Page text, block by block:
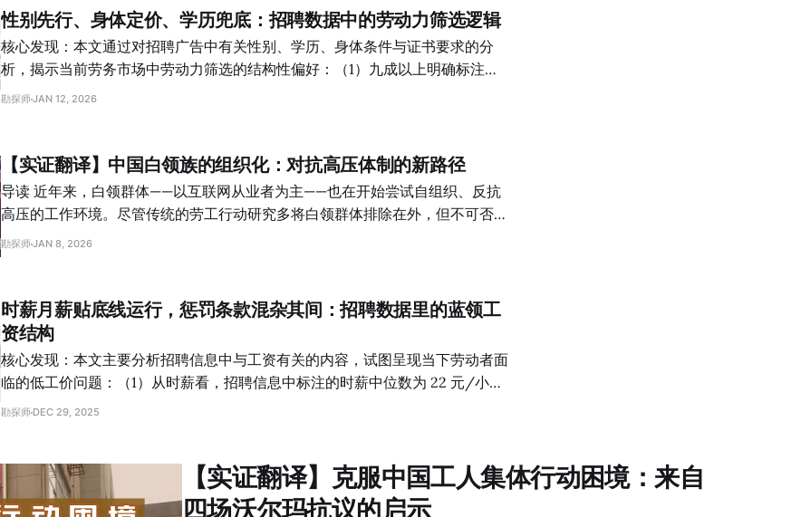
以各种形式持续出现，穿过禁令、越过工会，成为这个时代不容忽视的基层声
音。 本专题想探寻的问题有两个：第一，为什么罢工会发生？
人运动潮提供更多视角，也希望未来的行动者可以了解劳工 NGO 的“能”与“不
能”，给未来的实践带来启发。 更多关于当年劳工 NGO 的讨论，请参见劳动趋
势之前发布的翻译（链接1，链接2，链接3），以及低音近期推出的系列访谈。
性别先行、身体定价、学历兜底：招聘数据中的劳动力筛选逻辑
核心发现：本文通过对招聘广告中有关性别、学历、身体条件与证书要求的分
析，揭示当前劳务市场中劳动力筛选的结构性偏好：（1）九成以上明确标注性
别要求，其中仅约四成岗位不限性别，男性被显著优先考虑，女性岗位集中于少
位中被高度强调，成为替代学历与技能的主要筛选工具，而在中高学历岗位中，
身体要求则转化为对外观、仪容和“形象”的规范。（4）证书与专业技能在少数
岗位中为劳动者提供了相对稳定的就业通道，尤其在一定程度上削弱了性别限
制，但这类岗位数量非常有限。 关键词：性别要求、学历门槛、身体条件、证
书、招聘偏好、劳动分层 过去两年，全球经济增速都在放缓，或者更严酷地
润、进出口数额的变化。在基层的工作场所内，基本劳动条件的变化更为直接、
迫切地落在工人身上。 从工友间口耳相传的说法里，我们总会听到类似的描
述：岗位变少了、工价下降了、年龄限制提高了，
勘探师 JAN 12, 2026
【实证翻译】中国白领族的组织化：对抗高压体制的新路径
导读 近年来，白领群体——以互联网从业者为主——也在开始尝试自组织、反抗
高压的工作环境。尽管传统的劳工行动研究多将白领群体排除在外，但不可否
认，从“996.icu”到后来的“极越事件”，中国白领族面对高压和剥削，正在行动起
一模式固然有其局限性，难以有长期的积累与沉淀，但在当下的政治环境中，这
一模式的灵活性和群众潜力，可能会引出工人行动的新出路。 关键词：白领、
科技从业者、996、互联网、社会运动 译者：kobayashi 校对：泡菜 专题导言
在中国，罢工从来没有被政府允许过。但这并不意味着工人没有行动的可能。从
2010年南海本田罢工，到2014年裕元上万工人停工，再到近年技术行业的网络
串联，工人的集体抗争以各种形式持续出现，穿过禁令、越过工会，成为这个时
勘探师 JAN 8, 2026
时薪月薪贴底线运行，惩罚条款混杂其间：招聘数据里的蓝领工
资结构
核心发现：本文主要分析招聘信息中与工资有关的内容，试图呈现当下劳动者面
临的低工价问题：（1）从时薪看，招聘信息中标注的时薪中位数为 22 元/小
时，低于多地现行的最低小时工资标准。（2）在列出月薪的招聘信息中，近
勤奖等不稳定因素。（3）计件工资在多个行业中仍被广泛采用，尤其是在工厂
普工、技工及快递配送等岗位中，通过“多劳多得”、“上不封顶”等表述，提高劳
勘探师 DEC 29, 2025
【实证翻译】克服中国工人集体行动困境：来自
四场沃尔玛抗议的启示